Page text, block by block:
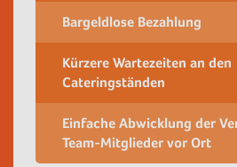
Bargeldlose Bezahlung
Kürzere Wartezeiten an den
Cateringständen
Einfache Abwicklung der
Team-Mitglieder vor Ort